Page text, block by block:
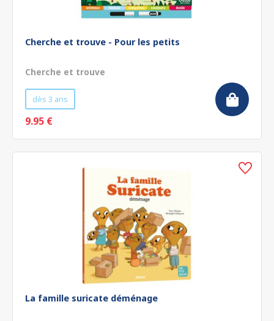
Cherche et trouve - Pour les petits
Cherche et trouve
dès 3 ans
9.95 €
La famille suricate déménage